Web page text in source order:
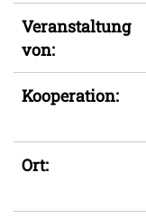
Veranstaltung
von:
Kooperation:
Ort: